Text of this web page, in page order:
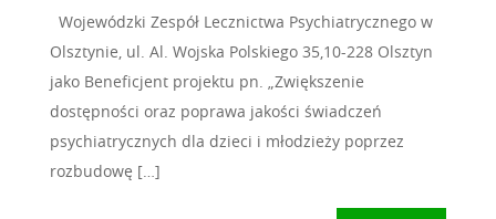
Wojewódzki Zespół Lecznictwa Psychiatrycznego w
Olsztynie, ul. Al. Wojska Polskiego 35,10-228 Olsztyn
jako Beneficjent projektu pn. „Zwiększenie
dostępności oraz poprawa jakości świadczeń
psychiatrycznych dla dzieci i młodzieży poprzez
rozbudowę […]